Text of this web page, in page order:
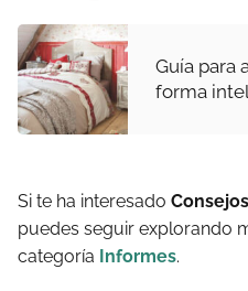
Guía para
forma
Si te ha interesado
puedes seguir explorando
categoría Informes.